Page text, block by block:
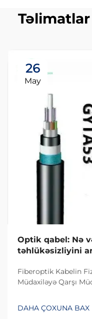
26
May
Optik qabel: Nə
təhlükəsizliyini
Fiberoptik Kabelin
Müdaxiləyə Qarşı
çətindir, çünki onlar
DAHA ÇOXUNA BAX